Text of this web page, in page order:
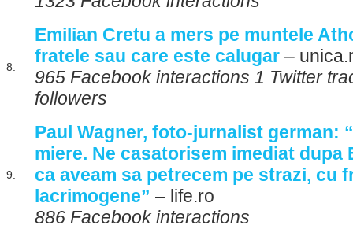
8.
Emilian Cretu a mers pe muntele
fratele sau care este calugar –
965 Facebook interactions 1 Twitter
followers
9.
Paul Wagner, foto-jurnalist german:
miere. Ne casatorisem imediat dupa
ca aveam sa petrecem pe strazi, cu
lacrimogene” – life.ro
886 Facebook interactions